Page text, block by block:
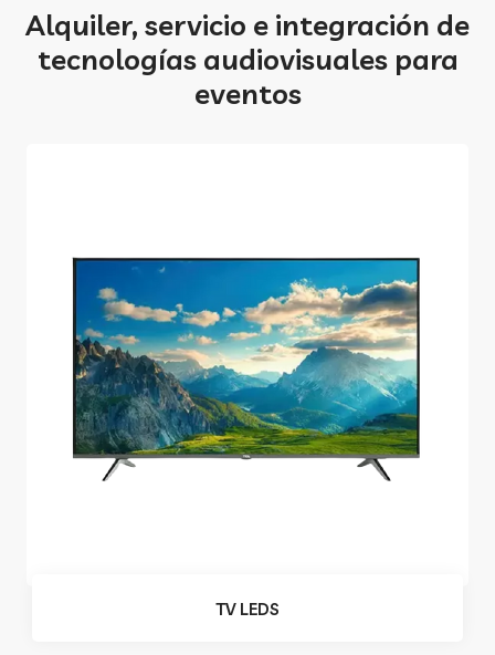
Alquiler, servicio e integración de
tecnologías audiovisuales para
eventos
TV LEDS